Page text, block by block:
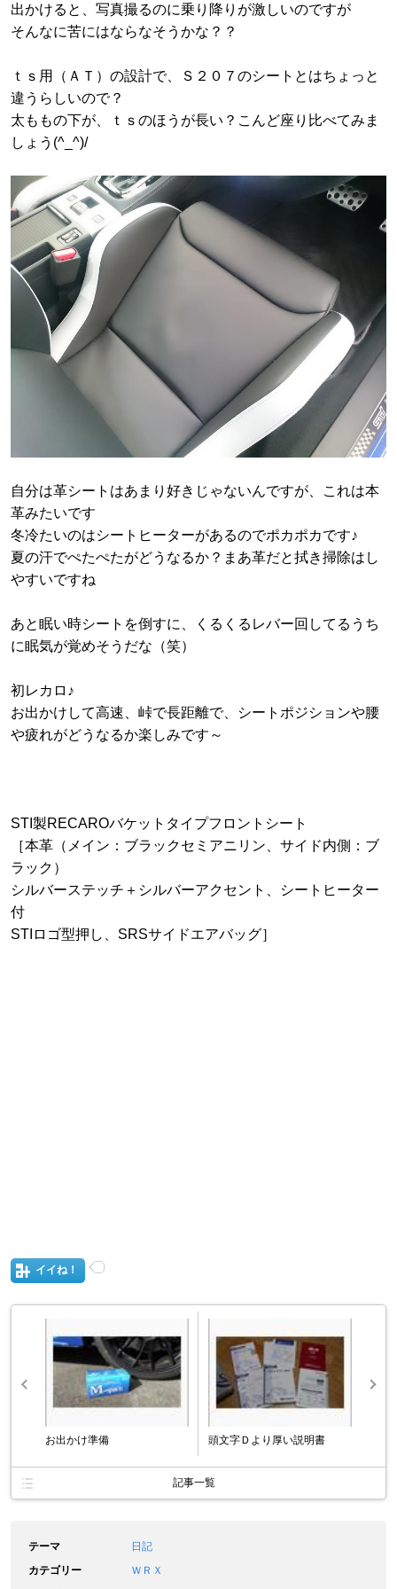
出かけると、写真撮るのに乗り降りが激しいのですが
そんなに苦にはならなそうかな？？
ｔｓ用（ＡＴ）の設計で、Ｓ２０７のシートとはちょっと
違うらしいので？
太ももの下が、ｔｓのほうが長い？こんど座り比べてみま
しょう(^_^)/
自分は革シートはあまり好きじゃないんですが、これは本
革みたいです
冬冷たいのはシートヒーターがあるのでポカポカです♪
夏の汗でぺたぺたがどうなるか？まあ革だと拭き掃除はし
やすいですね
あと眠い時シートを倒すに、くるくるレバー回してるうち
に眠気が覚めそうだな（笑）
初レカロ♪
お出かけして高速、峠で長距離で、シートポジションや腰
や疲れがどうなるか楽しみです～
STI製RECAROバケットタイプフロントシート
［本革（メイン：ブラックセミアニリン、サイド内側：ブ
ラック）
シルバーステッチ＋シルバーアクセント、シートヒーター
付
STIロゴ型押し、SRSサイドエアバッグ］
イイね！
お出かけ準備 頭文字Ｄより厚い説明書
記事一覧
テーマ
日記
カテゴリー
ＷＲＸ